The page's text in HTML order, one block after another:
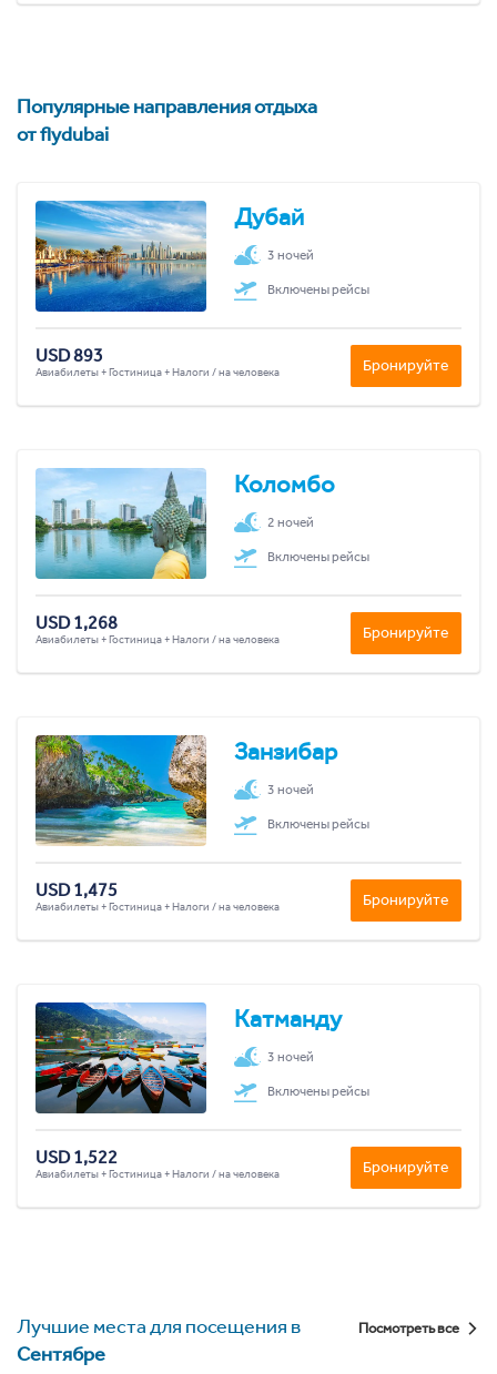
Популярные направления отдыха
от flydubai
Дубай
3 ночей
Включены рейсы
USD 893
Авиабилеты + Гостиница + Налоги / на человека Бронируйте
Коломбо
2 ночей
Включены рейсы
USD 1,268
Авиабилеты + Гостиница + Налоги / на человека Бронируйте
Занзибар
3 ночей
Включены рейсы
USD 1,475
Авиабилеты + Гостиница + Налоги / на человека Бронируйте
Катманду
3 ночей
Включены рейсы
USD 1,522
Авиабилеты + Гостиница + Налоги / на человека Бронируйте
Лучшие места для посещения в
Сентябре
Посмотреть все